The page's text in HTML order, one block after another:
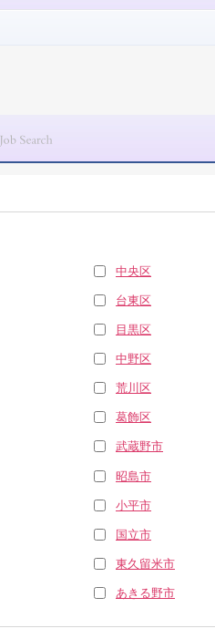
中央区
台東区
目黒区
中野区
荒川区
葛飾区
武蔵野市
昭島市
小平市
国立市
東久留米市
あきる野市